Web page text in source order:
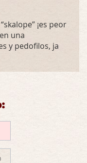
¡es peor
una
y pedofilos, ja